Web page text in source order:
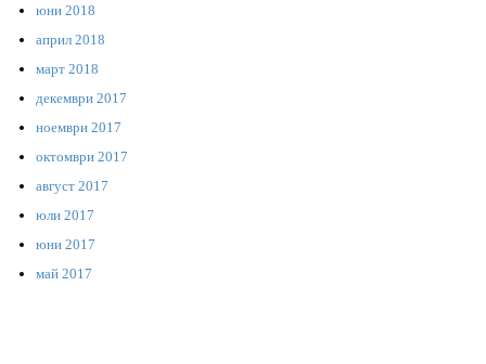
юни 2018
април 2018
март 2018
декември 2017
ноември 2017
октомври 2017
август 2017
юли 2017
юни 2017
май 2017